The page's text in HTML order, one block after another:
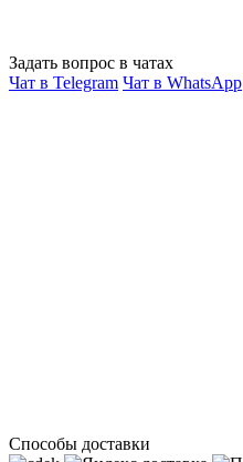
Задать вопрос в чатах
Чат в Telegram Чат в WhatsApp
Способы доставки